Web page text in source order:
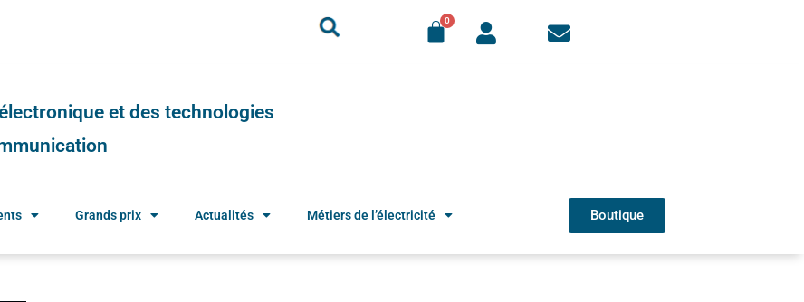
et des technologies
Grands prix Actualités Métiers de l’électricité Boutique